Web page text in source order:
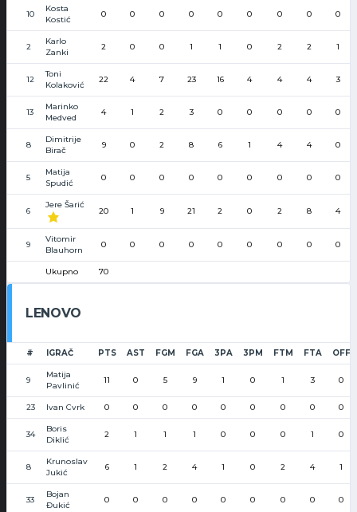
10
Kosta
Kostić
0 0 0 0 0 0 0 0 0
2
Karlo
Zanki
2 0 0 1 1 0 2 2 1
12
Toni
Kolaković
22 4 7 23 16 4 4 4 3
13
Marinko
Medved
4 1 2 3 0 0 0 0 0
8
Dimitrije
Birač
9 0 2 8 6 1 4 4 0
5
Matija
Spudić
0 0 0 0 0 0 0 0 0
6
Jere Šarić
20 1 9 21 2 0 2 8 4
9
Vitomir
Blauhorn
0 0 0 0 0 0 0 0 0
Ukupno 70
LENOVO
# IGRAČ PTS AST FGM FGA 3PA 3PM FTM FTA OFF
9
Matija
Pavlinić
11 0 5 9 1 0 1 3 0
23 Ivan Cvrk 0 0 0 0 0 0 0 0 0
34
Boris
Diklić
2 1 1 1 0 0 0 1 0
8
Krunoslav
Jukić
6 1 2 4 1 0 2 4 1
33
Bojan
Đukić
0 0 0 0 0 0 0 0 0